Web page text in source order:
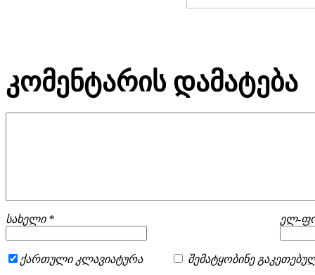
კომენტარის დამატება
სახელი * ელ-
ქართული კლავიატურა შემატყობინე